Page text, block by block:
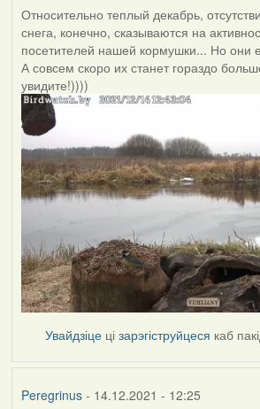
Относительно теплый декабрь,
снега, конечно, сказываются на
посетителей нашей кормушки... Но они
А совсем скоро их станет гораздо
увидите!))))
Увайдзіце цізарэгіструйцеся каб
Peregrinus- 14.12.2021 - 12:25